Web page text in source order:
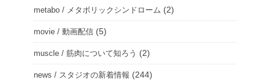
metabo / メタボリックシンドローム (2)
movie / 動画配信 (5)
muscle / 筋肉について知ろう (2)
news / スタジオの新着情報 (244)